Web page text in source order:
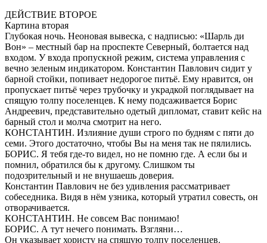
ДЕЙСТВИЕ ВТОРОЕ
Картина вторая
Глубокая ночь. Неоновая вывеска, с надписью: «Шарль ди
Вон» – местный бар на проспекте Северный, болтается над
входом. У входа пропускной режим, система управления с
вечно зеленым индикатором. Константин Павлович сидит у
барной стойки, попивает недорогое питьё. Ему нравится, он
пропускает питьё через трубочку и украдкой поглядывает на
спящую толпу поселенцев. К нему подсаживается Борис
Андреевич, представительно одетый дипломат, ставит кейс на
барный стол и молча смотрит на него.
КОНСТАНТИН. Излияние души строго по будням с пяти до
семи. Этого достаточно, чтобы Вы на меня так не пялились.
БОРИС. Я тебя где-то видел, но не помню где. А если бы и
помнил, обратился бы к другому. Слишком ты
подозрительный и не внушаешь доверия.
Константин Павлович не без удивления рассматривает
собеседника. Видя в нём узника, который утратил совесть, он
отворачивается.
КОНСТАНТИН. Не совсем Вас понимаю!
БОРИС. А тут нечего понимать. Взгляни…
Он указывает хористу на спящую толпу поселенцев.